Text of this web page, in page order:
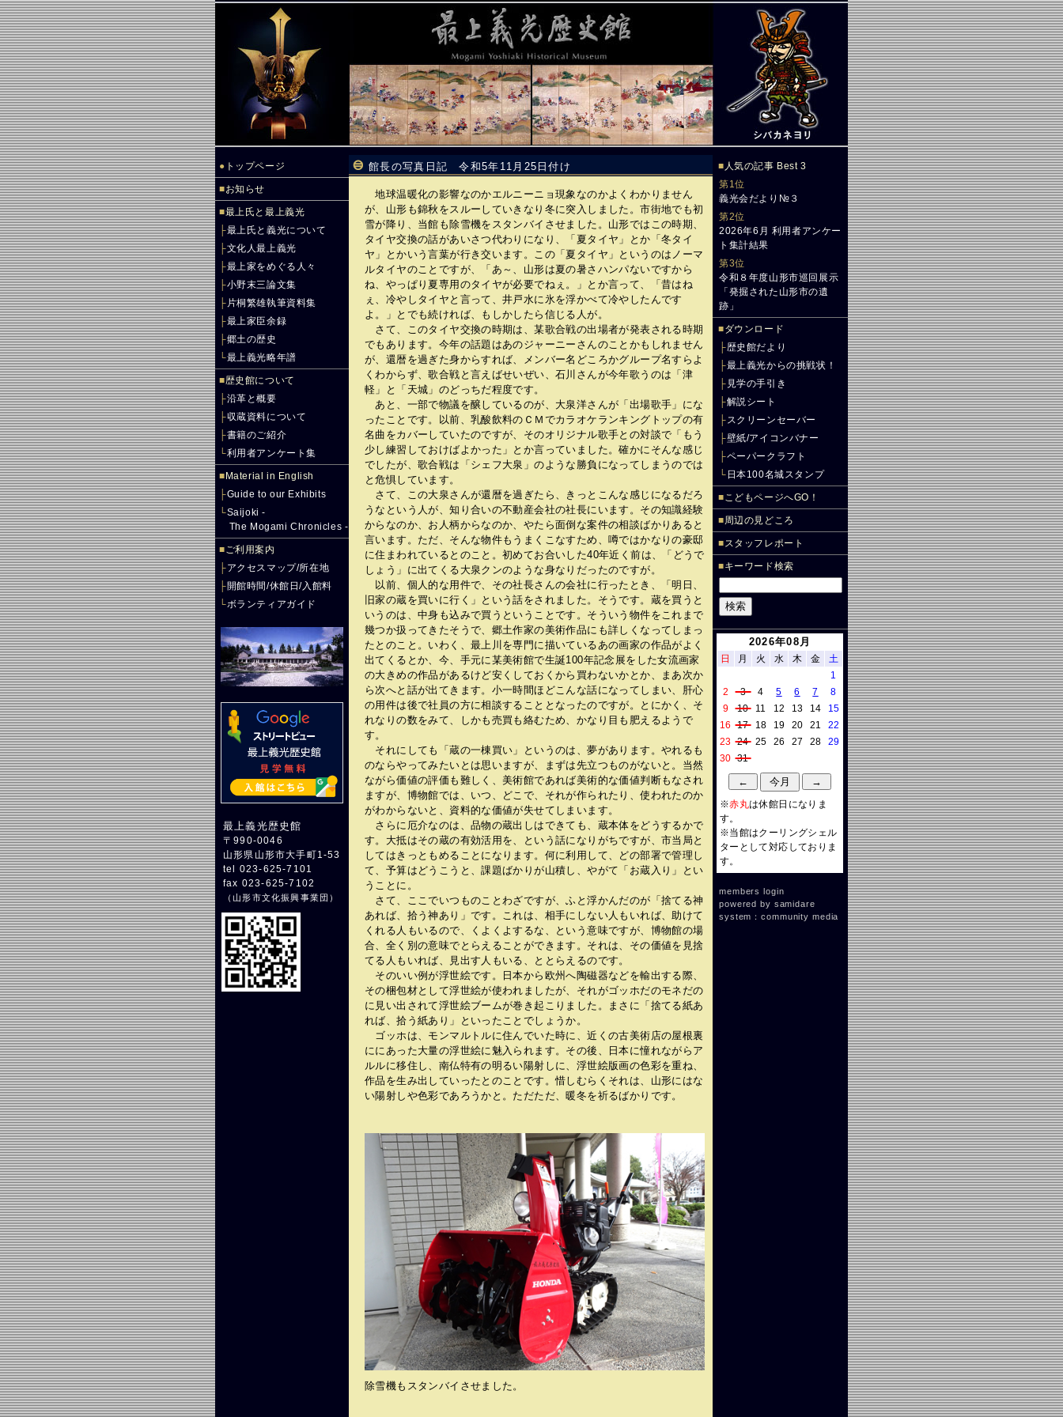
● トップページ
■お知らせ
■最上氏と最上義光
├最上氏と義光について
├文化人最上義光
├最上家をめぐる人々
├小野末三論文集
├ 片桐繁雄執筆資料集
├最上家臣余録
├郷土の歴史
└最上義光略年譜
■歴史館について
├沿革と概要
├収蔵資料について
├書籍のご紹介
└利用者アンケート集
■ Material in English
├Guide to our Exhibits
└Saijoki -
The Mogami Chronicles -
■ご利用案内
├アクセスマップ/所在地
├開館時間/休館日/入館料
└ボランティアガイド
最上義光歴史館
〒990-0046
山形県山形市大手町1-53
tel 023-625-7101
fax 023-625-7102
（山形市文化振興事業団 ）
館長の写真日記 令和5年11月25日付け
地球温暖化の影響なのかエルニーニョ現象なのかよくわかりません
が、山形も錦秋をスルーしていきなり冬に突入しました。市街地でも初
雪が降り、当館も除雪機をスタンバイさせました。山形ではこの時期、
タイヤ交換の話があいさつ代わりになり、「夏タイヤ」とか「冬タイ
ヤ」とかいう言葉が行き交います。この「夏タイヤ」というのはノーマ
ルタイヤのことですが、「あ～、山形は夏の暑さハンパないですから
ね、やっぱり夏専用のタイヤが必要でねぇ。」とか言って、「昔はね
ぇ、冷やしタイヤと言って、井戸水に氷を浮かべて冷やしたんです
よ。」とでも続ければ、もしかしたら信じる人が。
さて、このタイヤ交換の時期は、某歌合戦の出場者が発表される時期
でもあります。今年の話題はあのジャーニーさんのことかもしれません
が、還暦を過ぎた身からすれば、メンバー名どころかグループ名すらよ
くわからず、歌合戦と言えばせいぜい、石川さんが今年歌うのは「津
軽」と「天城」のどっちだ程度です。
あと、一部で物議を醸しているのが、大泉洋さんが「出場歌手」にな
ったことです。以前、乳酸飲料のＣＭでカラオケランキングトップの有
名曲をカバーしていたのですが、そのオリジナル歌手との対談で「もう
少し練習しておけばよかった」とか言っていました。確かにそんな感じ
でしたが、歌合戦は「シェフ大泉」のような勝負になってしまうのでは
と危惧しています。
さて、この大泉さんが還暦を過ぎたら、きっとこんな感じになるだろ
うなという人が、知り合いの不動産会社の社長にいます。その知識経験
からなのか、お人柄からなのか、やたら面倒な案件の相談ばかりあると
言います。ただ、そんな物件もうまくこなすため、噂ではかなりの豪邸
に住まわれているとのこと。初めてお合いした40年近く前は、「どうで
しょう」に出てくる大泉クンのような身なりだったのですが。
以前、個人的な用件で、その社長さんの会社に行ったとき、「明日、
旧家の蔵を買いに行く」という話をされました。そうです。蔵を買うと
いうのは、中身も込みで買うということです。そういう物件をこれまで
幾つか扱ってきたそうで、郷土作家の美術作品にも詳しくなってしまっ
たとのこと。いわく、最上川を専門に描いているあの画家の作品がよく
出てくるとか、今、手元に某美術館で生誕100年記念展をした女流画家
の大きめの作品があるけど安くしておくから買わないかとか、まあ次か
ら次へと話が出てきます。小一時間ほどこんな話になってしまい、肝心
の用件は後で社員の方に相談することとなったのですが。とにかく、そ
れなりの数をみて、しかも売買も絡むため、かなり目も肥えるようで
す。
それにしても「蔵の一棟買い」というのは、夢があります。やれるも
のならやってみたいとは思いますが、まずは先立つものがないと。当然
ながら価値の評価も難しく、美術館であれば美術的な価値判断もなされ
ますが、博物館では、いつ、どこで、それが作られたり、使われたのか
がわからないと、資料的な価値が失せてしまいます。
さらに厄介なのは、品物の蔵出しはできても、蔵本体をどうするかで
す。大抵はその蔵の有効活用を、という話になりがちですが、市当局と
してはきっともめることになります。何に利用して、どの部署で管理し
て、予算はどうこうと、課題ばかりが山積し、やがて「お蔵入り」とい
うことに。
さて、ここでいつものことわざですが、ふと浮かんだのが「捨てる神
あれば、拾う神あり」です。これは、相手にしない人もいれば、助けて
くれる人もいるので、くよくよするな、という意味ですが、博物館の場
合、全く別の意味でとらえることができます。それは、その価値を見捨
てる人もいれば、見出す人もいる、ととらえるのです。
そのいい例が浮世絵です。日本から欧州へ陶磁器などを輸出する際、
その梱包材として浮世絵が使われましたが、それがゴッホだのモネだの
に見い出されて浮世絵ブームが巻き起こりました。まさに「捨てる紙あ
れば、拾う紙あり」といったことでしょうか。
ゴッホは、モンマルトルに住んでいた時に、近くの古美術店の屋根裏
ににあった大量の浮世絵に魅入られます。その後、日本に憧れながらア
ルルに移住し、南仏特有の明るい陽射しに、浮世絵版画の色彩を重ね、
作品を生み出していったとのことです。惜しむらくそれは、山形にはな
い陽射しや色彩であろうかと。ただただ、暖冬を祈るばかりです。
除雪機もスタンバイさせました。
■ 人気の記事 Best 3
第1位
義光会だより№３
第2位
2026年6月 利用者アンケー
ト集計結果
第3位
令和８年度山形市巡回展示
「発掘された山形市の遺
跡」
■ダウンロード
├歴史館だより
├最上義光からの挑戦状！
├ 見学の手引き
├解説シート
├スクリーンセーバー
├壁紙/アイコンバナー
├ペーパークラフト
└ 日本100名城スタンプ
■こどもページへGO！
■周辺の見どころ
■スタッフレポート
■キーワード検索
2026年08月
日 月 火 水 木 金
土
1
2
3 4 5 6 7
8
9
10 11 12 13 14
15
16
17 18 19 20 21
22
23 24 25 26 27 28
29
30 31
※赤丸は休館日になりま
す。
※当館はクーリングシェル
ターとして対応しておりま
す。
members login
powered by samidare
system：community media